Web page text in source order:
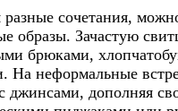
разные сочетания,
образы. Зачастую
брюками,
На неформальные
джинсами, дополняя